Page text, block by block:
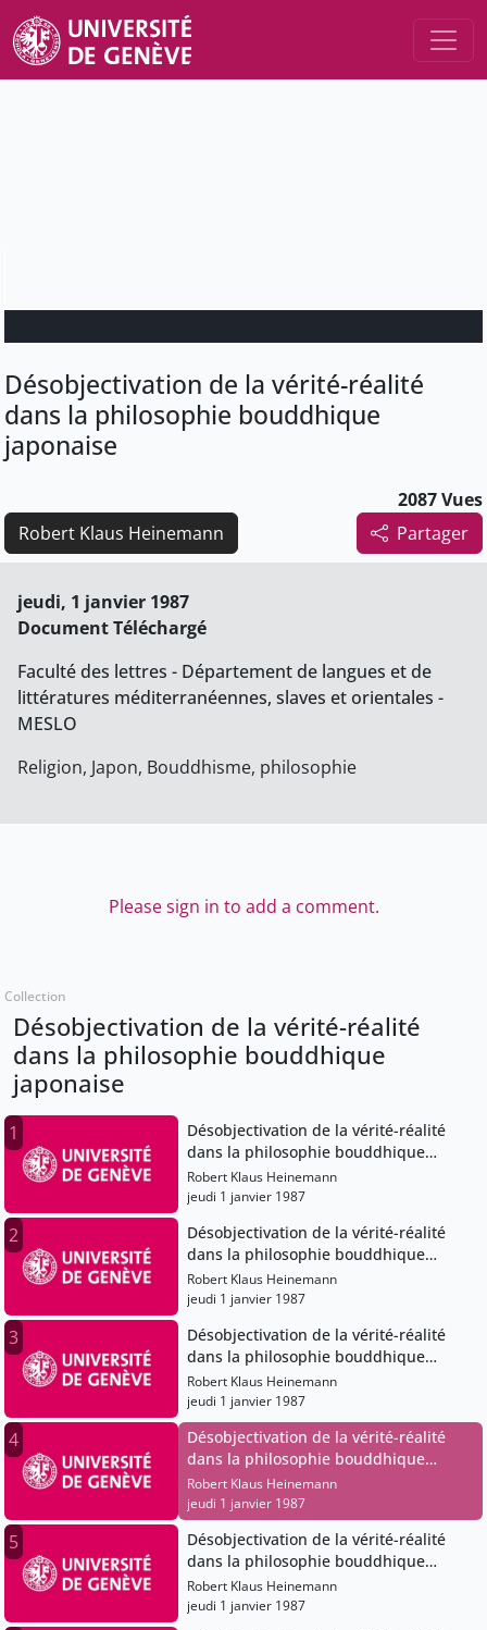
Désobjectivation de la vérité-réalité
dans la philosophie bouddhique
japonaise
2087 Vues
Partager
Robert Klaus Heinemann
jeudi, 1 janvier 1987
Document Téléchargé
Faculté des lettres - Département de langues et de
littératures méditerranéennes, slaves et orientales -
MESLO
Religion, Japon, Bouddhisme, philosophie
Please sign in to add a comment.
Collection
Désobjectivation de la vérité-réalité
dans la philosophie bouddhique
japonaise
1
Désobjectivation de la vérité-réalité
dans la philosophie bouddhique
japonaise
Robert Klaus Heinemann
jeudi 1 janvier 1987
2
Désobjectivation de la vérité-réalité
dans la philosophie bouddhique
japonaise
Robert Klaus Heinemann
jeudi 1 janvier 1987
3
Désobjectivation de la vérité-réalité
dans la philosophie bouddhique
japonaise
Robert Klaus Heinemann
jeudi 1 janvier 1987
4
Désobjectivation de la vérité-réalité
dans la philosophie bouddhique
japonaise
Robert Klaus Heinemann
jeudi 1 janvier 1987
5
Désobjectivation de la vérité-réalité
dans la philosophie bouddhique
japonaise
Robert Klaus Heinemann
jeudi 1 janvier 1987